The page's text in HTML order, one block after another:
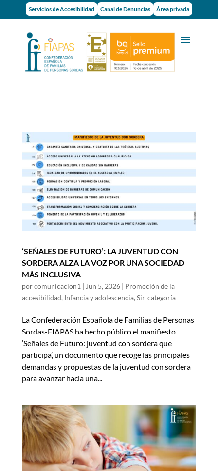
Servicios de Accesibilidad Canal de Denuncias Área privada
‘SEÑALES DE FUTURO’: LA JUVENTUD CON
SORDERA ALZA LA VOZ POR UNA SOCIEDAD
MÁS INCLUSIVA
porcomunicacion1 | Jun 5, 2026| Promoción de la
accesibilidad, Infancia y adolescencia, Sin categoría
La Confederación Española de Familias de Personas
Sordas-FIAPAS ha hecho público el manifiesto
‘Señales de Futuro: juventud con sordera que
participa’, un documento que recoge las principales
demandas y propuestas de la juventud con sordera
para avanzar hacia una...